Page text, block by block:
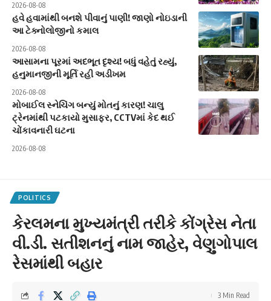
2026-08-08
હવે હવામાંથી બનશે પીવાનું પાણી! જાણો નોઇડાની
આ ટેક્નોલોજીનો કમાલ
2026-08-08
આસામના પૂરમાં અદભૂત દૃશ્ય! બધું વહેતું રહ્યું,
હનુમાનજીની મૂર્તિ રહી અડીખમ
2026-08-08
મોબાઈલ સ્નેચિંગ બન્યું મોતનું કારણ! ચાલુ
ટ્રેનમાંથી પટકાયો મુસાફર, CCTVમાં કેદ થઈ
ચોંકાવનારી ઘટના
2026-08-08
POLITICS
કેરલમના મુખ્યમંત્રી તરીકે કોંગ્રેસ નેતા
વી.ડી. સતીશનનું નામ જાહેર, વેણુગોપાલ
રેસમાંથી બહાર
3 Min Read